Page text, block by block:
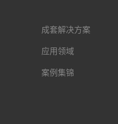
成套解决方案
应用领域
案例集锦